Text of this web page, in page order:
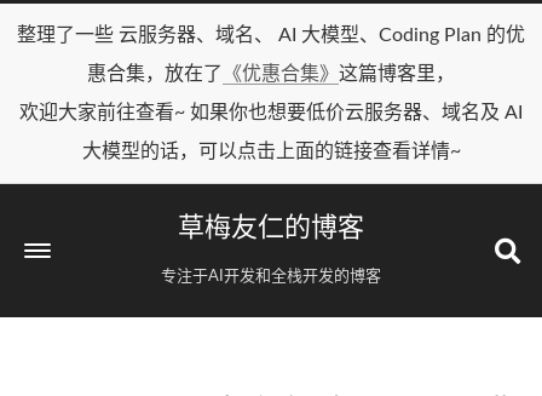
整理了一些 云服务器、域名、 AI 大模型、Coding Plan 的优
惠合集，放在了
《优惠合集》 这篇博客里，
欢迎大家前往查看~ 如果你也想要低价云服务器、域名及 AI
大模型的话，可以点击上面的链接查看详情~
草梅友仁的博客
专注于AI开发和全栈开发的博客